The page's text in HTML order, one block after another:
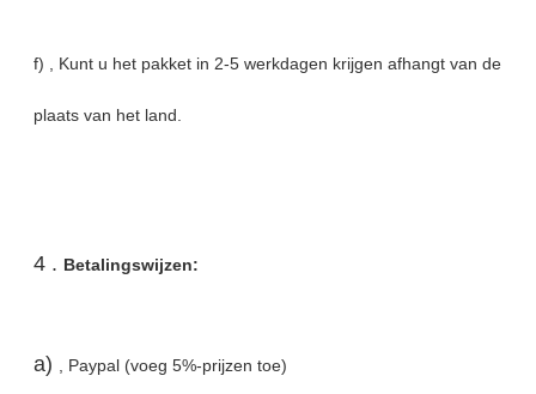
f) , Kunt u het pakket in 2-5 werkdagen krijgen afhangt van de
plaats van het land.
4 . Betalingswijzen:
a) , Paypal (voeg 5%-prijzen toe)